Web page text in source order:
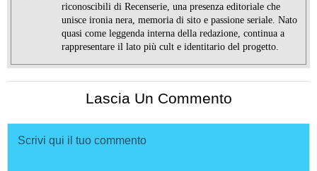
riconoscibili di Recenserie, una presenza editoriale che
unisce ironia nera, memoria di sito e passione seriale. Nato
quasi come leggenda interna della redazione, continua a
rappresentare il lato più cult e identitario del progetto.
Lascia Un Commento